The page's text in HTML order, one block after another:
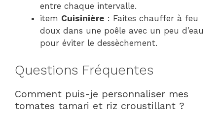
entre chaque intervalle.
item Cuisinière : Faites chauffer à feu
doux dans une poêle avec un peu d’eau
pour éviter le dessèchement.
Questions Fréquentes
Comment puis-je personnaliser mes
tomates tamari et riz croustillant ?